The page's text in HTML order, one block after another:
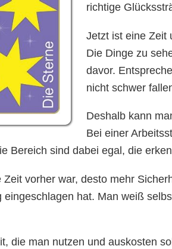
richtige
Jetzt ist eine Zeit
Die Dinge zu
davor.
nicht schwer
Deshalb kann
Bei einer
Bereich sind dabei egal, die
vorher war, desto mehr
eingeschlagen hat. Man weiß
die man nutzen und auskosten